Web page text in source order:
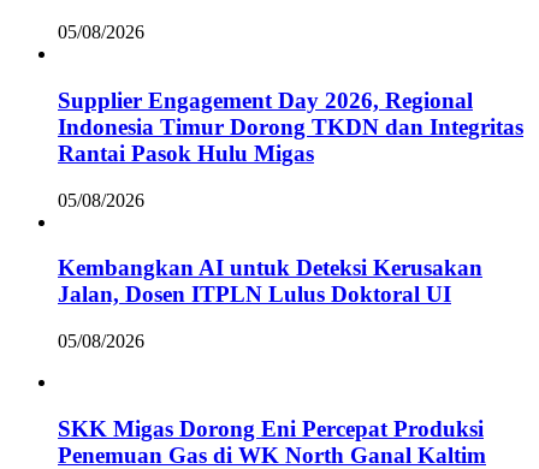
05/08/2026
Supplier Engagement Day 2026, Regional
Indonesia Timur Dorong TKDN dan Integritas
Rantai Pasok Hulu Migas
05/08/2026
Kembangkan AI untuk Deteksi Kerusakan
Jalan, Dosen ITPLN Lulus Doktoral UI
05/08/2026
SKK Migas Dorong Eni Percepat Produksi
Penemuan Gas di WK North Ganal Kaltim